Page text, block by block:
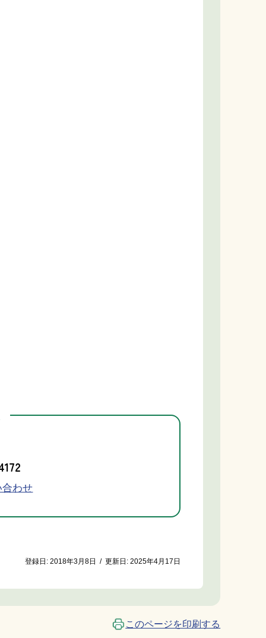
わせ
登録日:2018年3月8日 / 更新日:2025年4月17日
このページを印刷する